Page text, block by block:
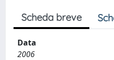
Scheda breve
Data
2006